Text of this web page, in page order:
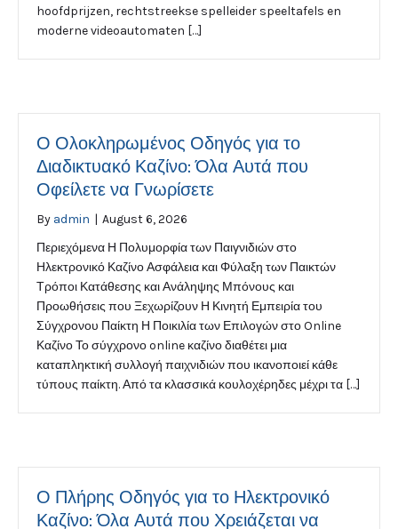
hoofdprijzen, rechtstreekse spelleider speeltafels en
moderne videoautomaten […]
Ο Ολοκληρωμένος Οδηγός για το
Διαδικτυακό Καζίνο: Όλα Αυτά που
Οφείλετε να Γνωρίσετε
By admin | August 6, 2026
Περιεχόμενα Η Πολυμορφία των Παιγνιδιών στο
Ηλεκτρονικό Καζίνο Ασφάλεια και Φύλαξη των Παικτών
Τρόποι Κατάθεσης και Ανάληψης Μπόνους και
Προωθήσεις που Ξεχωρίζουν Η Κινητή Εμπειρία του
Σύγχρονου Παίκτη Η Ποικιλία των Επιλογών στο Online
Καζίνο Το σύγχρονο online καζίνο διαθέτει μια
καταπληκτική συλλογή παιχνιδιών που ικανοποιεί κάθε
τύπους παίκτη. Από τα κλασσικά κουλοχέρηδες μέχρι τα […]
Ο Πλήρης Οδηγός για το Ηλεκτρονικό
Καζίνο: Όλα Αυτά που Χρειάζεται να